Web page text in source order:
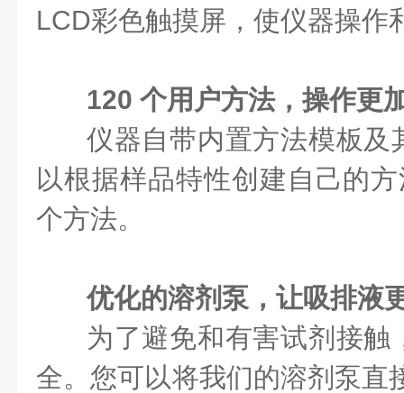
LCD彩色触摸屏，使仪器操作
120 个用户方法，操作更
仪器自带内置方法模板及
以根据样品特性创建自己的
个方法。
优化的溶剂泵，让吸排液
为了避免和有害试剂接触
全。您可以将我们的溶剂泵直